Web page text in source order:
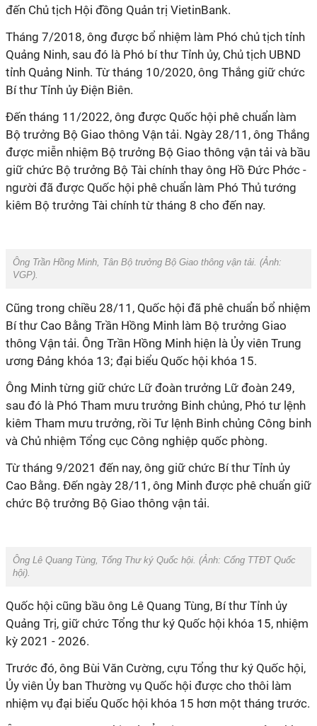
đến Chủ tịch Hội đồng Quản trị VietinBank.
Tháng 7/2018, ông được bổ nhiệm làm Phó chủ tịch tỉnh
Quảng Ninh, sau đó là Phó bí thư Tỉnh ủy, Chủ tịch UBND
tỉnh Quảng Ninh. Từ tháng 10/2020, ông Thắng giữ chức
Bí thư Tỉnh ủy Điện Biên.
Đến tháng 11/2022, ông được Quốc hội phê chuẩn làm
Bộ trưởng Bộ Giao thông Vận tải. Ngày 28/11, ông Thắng
được miễn nhiệm Bộ trưởng Bộ Giao thông vận tải và bầu
giữ chức Bộ trưởng Bộ Tài chính thay ông Hồ Đức Phớc -
người đã được Quốc hội phê chuẩn làm Phó Thủ tướng
kiêm Bộ trưởng Tài chính từ tháng 8 cho đến nay.
Ông Trần Hồng Minh, Tân Bộ trưởng Bộ Giao thông vận tải. (Ảnh:
VGP).
Cũng trong chiều 28/11, Quốc hội đã phê chuẩn bổ nhiệm
Bí thư Cao Bằng Trần Hồng Minh làm Bộ trưởng Giao
thông Vận tải. Ông Trần Hồng Minh hiện là Ủy viên Trung
ương Đảng khóa 13; đại biểu Quốc hội khóa 15.
Ông Minh từng giữ chức Lữ đoàn trưởng Lữ đoàn 249,
sau đó là Phó Tham mưu trưởng Binh chủng, Phó tư lệnh
kiêm Tham mưu trưởng, rồi Tư lệnh Binh chủng Công binh
và Chủ nhiệm Tổng cục Công nghiệp quốc phòng.
Từ tháng 9/2021 đến nay, ông giữ chức Bí thư Tỉnh ủy
Cao Bằng. Đến ngày 28/11, ông Minh được phê chuẩn giữ
chức Bộ trưởng Bộ Giao thông vận tải.
Ông Lê Quang Tùng, Tổng Thư ký Quốc hội. (Ảnh: Cổng TTĐT Quốc
hội).
Quốc hội cũng bầu ông Lê Quang Tùng, Bí thư Tỉnh ủy
Quảng Trị, giữ chức Tổng thư ký Quốc hội khóa 15, nhiệm
kỳ 2021 - 2026.
Trước đó, ông Bùi Văn Cường, cựu Tổng thư ký Quốc hội,
Ủy viên Ủy ban Thường vụ Quốc hội được cho thôi làm
nhiệm vụ đại biểu Quốc hội khóa 15 hơn một tháng trước.